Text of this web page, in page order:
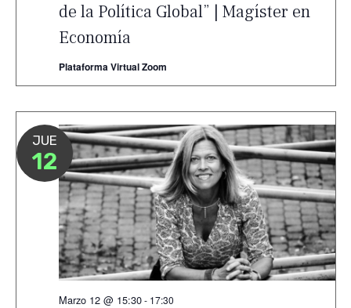
de la Política Global” | Magíster en
Economía
Plataforma Virtual Zoom
JUE
12
Marzo 12 @ 15:30- 17:30